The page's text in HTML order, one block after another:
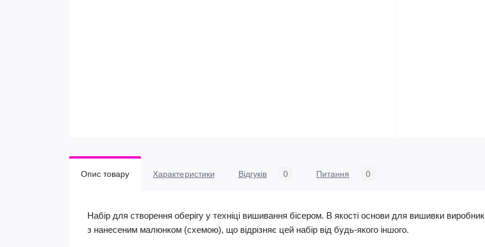
Опис товару Характеристики Відгуків 0 Питання 0
Набір для створення оберігу у техніці вишивання бісером. В якості основи для вишивки виробник
з нанесеним малюнком (схемою), що відрізняє цей набір від будь-якого іншого.